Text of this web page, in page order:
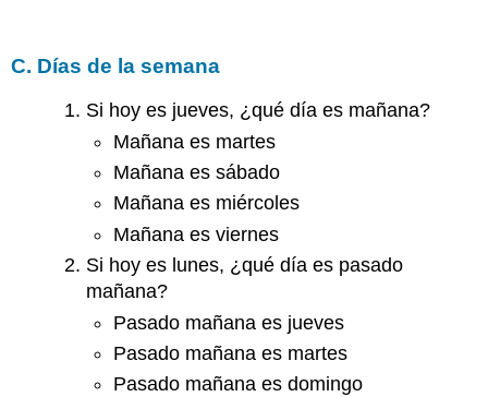
C. Días de la semana
Si hoy es jueves, ¿qué día es mañana?
Mañana es martes
Mañana es sábado
Mañana es miércoles
Mañana es viernes
Si hoy es lunes, ¿qué día es pasado
mañana?
Pasado mañana es jueves
Pasado mañana es martes
Pasado mañana es domingo